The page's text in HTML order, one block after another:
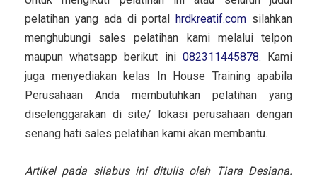
pelatihan yang ada di portal hrdkreatif.com silahkan
menghubungi sales pelatihan kami melalui telpon
maupun whatsapp berikut ini 082311445878. Kami
juga menyediakan kelas In House Training apabila
Perusahaan Anda membutuhkan pelatihan yang
diselenggarakan di site/ lokasi perusahaan dengan
senang hati sales pelatihan kami akan membantu.
Artikel pada silabus ini ditulis oleh Tiara Desiana.